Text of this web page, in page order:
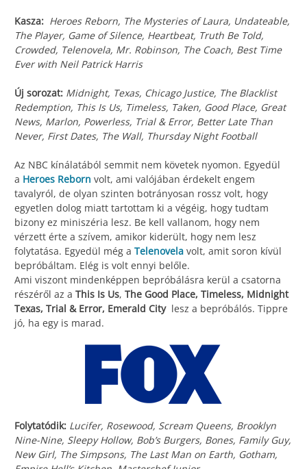
Kasza: Heroes Reborn, The Mysteries of Laura, Undateable,
The Player, Game of Silence, Heartbeat, Truth Be Told,
Crowded, Telenovela, Mr. Robinson, The Coach, Best Time
Ever with Neil Patrick Harris
Új sorozat: Midnight, Texas, Chicago Justice, The Blacklist
Redemption, This Is Us, Timeless, Taken, Good Place, Great
News, Marlon, Powerless, Trial & Error, Better Late Than
Never, First Dates, The Wall, Thursday Night Football
Az NBC kínálatából semmit nem követek nyomon. Egyedül
a Heroes Reborn volt, ami valójában érdekelt engem
tavalyról, de olyan szinten botrányosan rossz volt, hogy
egyetlen dolog miatt tartottam ki a végéig, hogy tudtam
bizony ez miniszéria lesz. Be kell vallanom, hogy nem
vérzett érte a szívem, amikor kiderült, hogy nem lesz
folytatása. Egyedül még a Telenovela volt, amit soron kívül
bepróbáltam. Elég is volt ennyi belőle.
Ami viszont mindenképpen bepróbálásra kerül a csatorna
részéről az a This Is Us, The Good Place, Timeless, Midnight
Texas, Trial & Error, Emerald City lesz a bepróbálós. Tippre
jó, ha egy is marad.
Folytatódik: Lucifer, Rosewood, Scream Queens, Brooklyn
Nine-Nine, Sleepy Hollow, Bob’s Burgers, Bones, Family Guy,
New Girl, The Simpsons, The Last Man on Earth, Gotham,